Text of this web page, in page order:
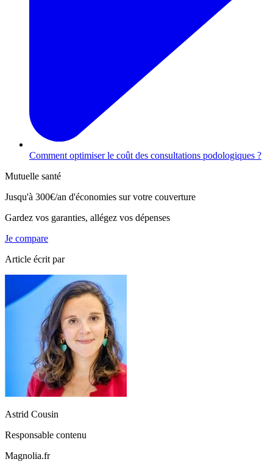
Comment optimiser le coût des consultations podologiques ?
Mutuelle santé
Jusqu'à 300€/an d'économies sur votre couverture
Gardez vos garanties, allégez vos dépenses
Je compare
Article écrit par
Astrid Cousin
Responsable contenu
Magnolia.fr